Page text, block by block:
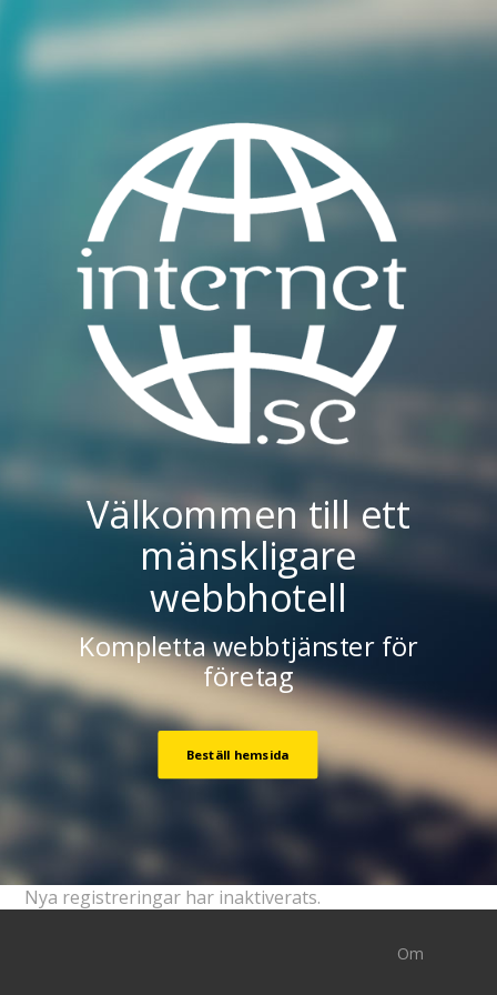
Välkommen till ett
mänskligare
webbhotell
Kompletta webbtjänster för
företag
Beställ hemsida
Nya registreringar har inaktiverats.
Om